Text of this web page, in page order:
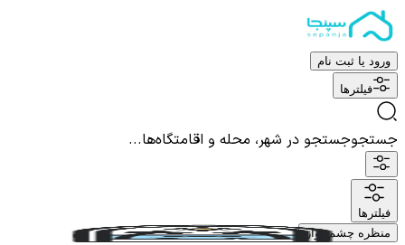
ورود یا ثبت نام
فیلترها
جستجوجستجو در شهر، محله و اقامتگاه‌ها...
فیلترها
منظره چشم نواز